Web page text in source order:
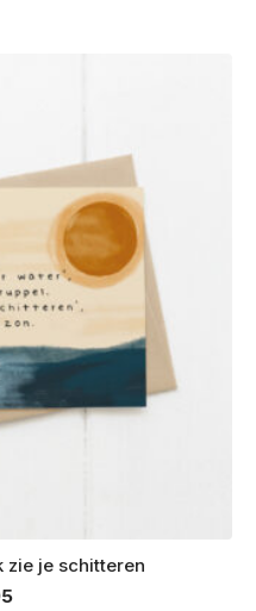
zie je schitteren